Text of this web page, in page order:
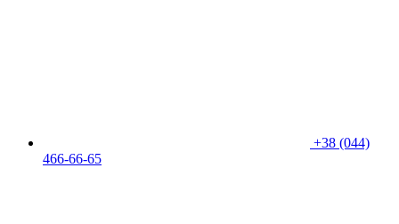
+38 (044)
466-66-65